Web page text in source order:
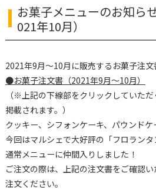
お菓子メニューのお知ら
021年10月）
2021年9月～10月に販売するお菓子注文
●お菓子注文書（2021年9月～10月）
（※上記の下線部をクリックしていた
掲載されます。）
クッキー、シフォンケーキ、パウンドケ
今回はマルシェで大好評の「フロラン
通常メニューに仲間入りしました！
ご注文の際は、上記の注文書をご確認
注文ください。